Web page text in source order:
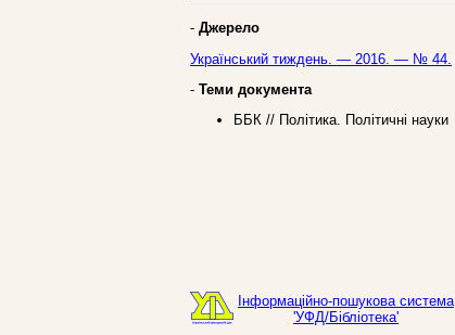
- Джерело
Український тиждень. — 2016. — № 44.
- Теми документа
ББК // Політика. Політичні науки
Інформаційно-пошукова система
'УФД/Бібліотека'